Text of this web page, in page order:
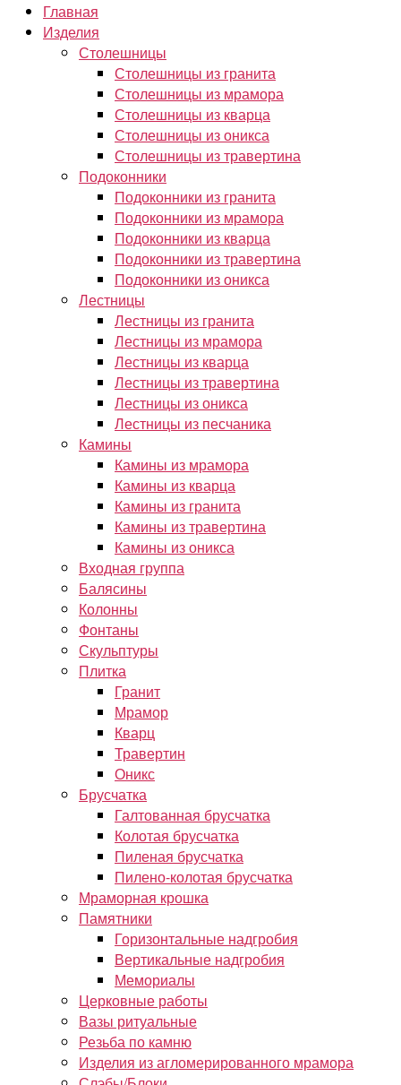
Главная
Изделия
Столешницы
Столешницы из гранита
Столешницы из мрамора
Столешницы из кварца
Столешницы из оникса
Столешницы из травертина
Подоконники
Подоконники из гранита
Подоконники из мрамора
Подоконники из кварца
Подоконники из травертина
Подоконники из оникса
Лестницы
Лестницы из гранита
Лестницы из мрамора
Лестницы из кварца
Лестницы из травертина
Лестницы из оникса
Лестницы из песчаника
Камины
Камины из мрамора
Камины из кварца
Камины из гранита
Камины из травертина
Камины из оникса
Входная группа
Балясины
Колонны
Фонтаны
Скульптуры
Плитка
Гранит
Мрамор
Кварц
Травертин
Оникс
Брусчатка
Галтованная брусчатка
Колотая брусчатка
Пиленая брусчатка
Пилено-колотая брусчатка
Мраморная крошка
Памятники
Горизонтальные надгробия
Вертикальные надгробия
Мемориалы
Церковные работы
Вазы ритуальные
Резьба по камню
Изделия из агломерированного мрамора